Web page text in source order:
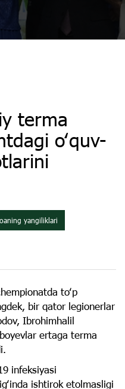
terma
oʻquv-
yangiliklari
toʻp
bir qator legionerlar
Ibrohimhalil
ertaga terma
infeksiyasi
ishtirok etolmasligi